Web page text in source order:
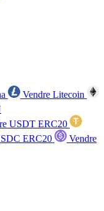
Vendre Litecoin
USDT ERC20
ERC20
Vendre